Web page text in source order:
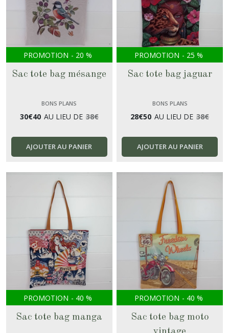
PROMOTION - 20 %
Sac tote bag mésange
BONS PLANS
30€40 AU LIEU DE 38€
AJOUTER AU PANIER
PROMOTION - 25 %
Sac tote bag jaguar
BONS PLANS
28€50 AU LIEU DE 38€
AJOUTER AU PANIER
PROMOTION - 40 %
Sac tote bag manga
PROMOTION - 40 %
Sac tote bag moto